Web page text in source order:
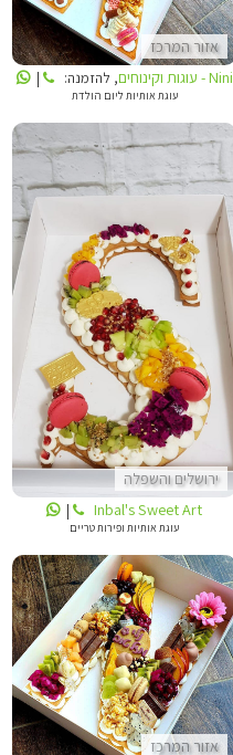
אזור המרכז
Nini - עוגות וקינוחים , להזמנה: |
עוגת אותיות ליום הולדת
ירושלים והשפלה
INBALS CAKE ART
Inbal's Sweet Art
|
עוגת אותיות ופירות טריים
אזור המרכז
NINI - עוגות וקינוחים